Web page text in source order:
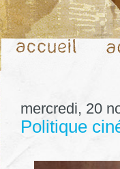
mercredi, 20
Politique